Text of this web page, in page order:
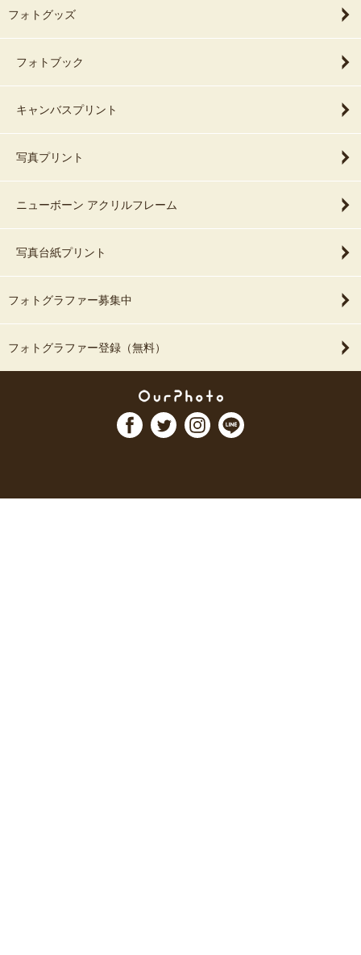
フォトグッズ
フォトブック
キャンバスプリント
写真プリント
ニューボーン アクリルフレーム
写真台紙プリント
フォトグラファー募集中
フォトグラファー登録（無料）